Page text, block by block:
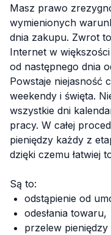
Masz prawo
wymienionych
dnia zakupu. Zwrot
Internet w
od następnego dnia
Powstaje niejasność
weekendy i święta.
wszystkie dni
pracy. W całej
pieniędzy każdy z
dzięki czemu łatwiej
Są to:
odstąpienie od
odesłania towaru,
przelew